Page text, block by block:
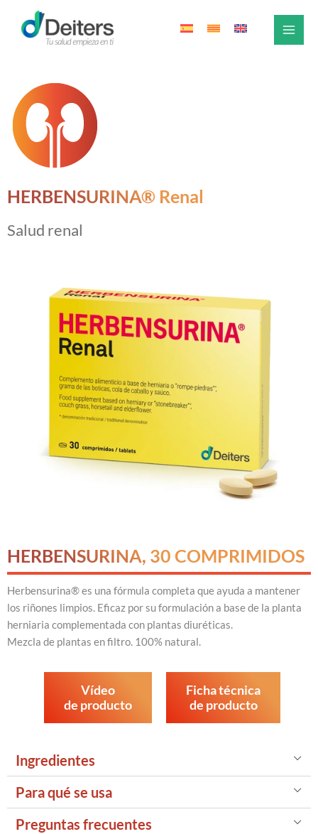
contenido
HERBENSURINA® Renal
Salud renal
HERBENSURINA, 30 COMPRIMIDOS
Herbensurina® es una fórmula completa que ayuda a mantener
los riñones limpios. Eficaz por su formulación a base de la planta
herniaria complementada con plantas diuréticas.
Mezcla de plantas en filtro. 100% natural.
Vídeo
de producto
Ficha técnica
de producto
Ingredientes
Para qué se usa
Preguntas frecuentes